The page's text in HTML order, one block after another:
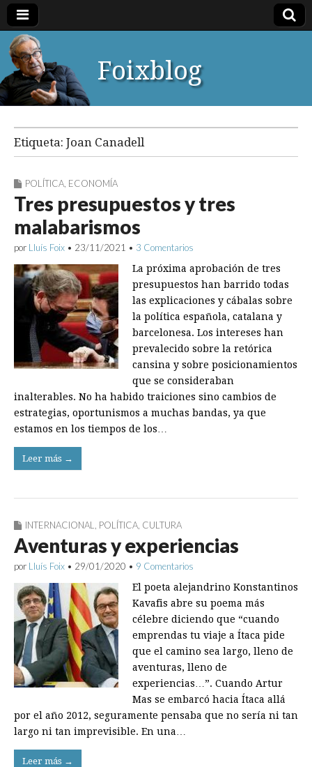
Foixblog
Etiqueta: Joan Canadell
POLÍTICA ECONOMÍA
Tres presupuestos y tres
malabarismos
por Lluís Foix • 23/11/2021 • 3 Comentarios
La próxima aprobación de tres
presupuestos han barrido todas
las explicaciones y cábalas sobre
la política española, catalana y
barcelonesa. Los intereses han
prevalecido sobre la retórica
cansina y sobre posicionamientos
que se consideraban
inalterables. No ha habido traiciones sino cambios de
estrategias, oportunismos a muchas bandas, ya que
estamos en los tiempos de los…
Leer más →
INTERNACIONAL POLÍTICA CULTURA
Aventuras y experiencias
por Lluís Foix • 29/01/2020 • 9 Comentarios
El poeta alejandrino Konstantinos
Kavafis abre su poema más
célebre diciendo que “cuando
emprendas tu viaje a Ítaca pide
que el camino sea largo, lleno de
aventuras, lleno de
experiencias…”. Cuando Artur
Mas se embarcó hacia Ítaca allá
por el año 2012, seguramente pensaba que no sería ni tan
largo ni tan imprevi­sible. En una…
Leer más →